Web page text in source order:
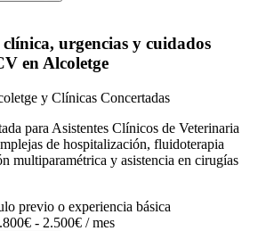
urgencias y cuidados
en Alcoletge
y Clínicas Concertadas
para Asistentes Clínicos de Veterinaria
de hospitalización, fluidoterapia
multiparamétrica y asistencia en cirugías
previo o experiencia básica
- 2.500€ / mes